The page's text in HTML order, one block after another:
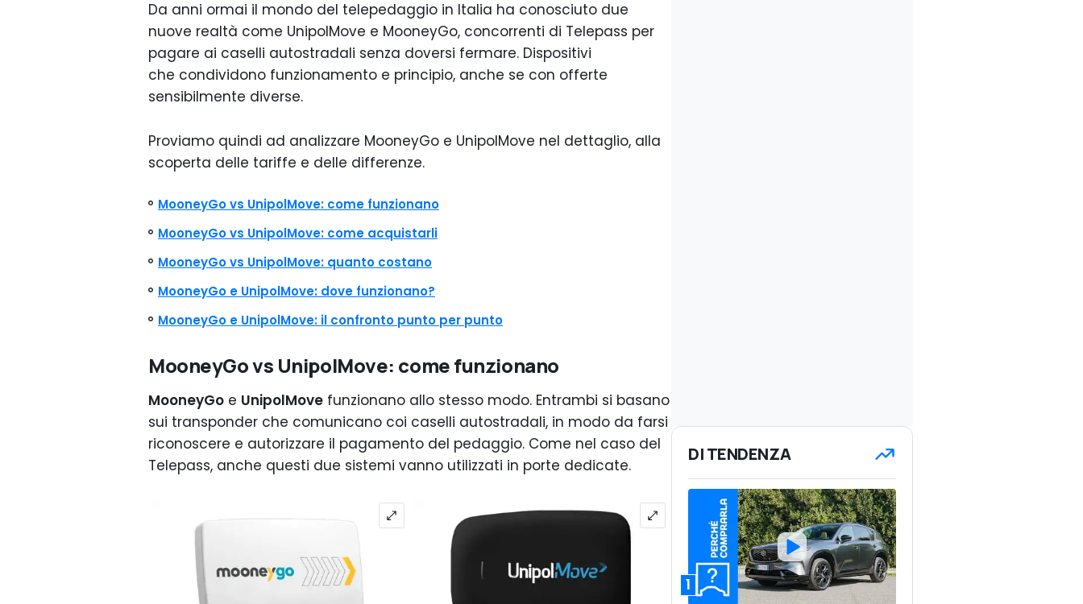
Da anni ormai il mondo del telepedaggio in Italia ha conosciuto due
nuove realtà come UnipolMove e MooneyGo, concorrenti di Telepass per
pagare ai caselli autostradali senza doversi fermare. Dispositivi
che condividono funzionamento e principio, anche se con offerte
sensibilmente diverse.
Proviamo quindi ad analizzare MooneyGo e UnipolMove nel dettaglio, alla
scoperta delle tariffe e delle differenze.
MooneyGo vs UnipolMove: come funzionano
MooneyGo vs UnipolMove: come acquistarli
MooneyGo vs UnipolMove: quanto costano
MooneyGo e UnipolMove: dove funzionano?
MooneyGo e UnipolMove: il confronto punto per punto
MooneyGo vs UnipolMove: come funzionano
MooneyGo e UnipolMove funzionano allo stesso modo. Entrambi si basano
sui transponder che comunicano coi caselli autostradali, in modo da farsi
riconoscere e autorizzare il pagamento del pedaggio. Come nel caso del
Telepass, anche questi due sistemi vanno utilizzati in porte dedicate.
DI TENDENZA
1